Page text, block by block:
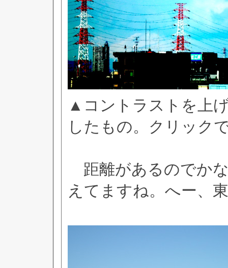
▲コントラストを上
したもの。クリック
距離があるのでか
えてますね。へー、